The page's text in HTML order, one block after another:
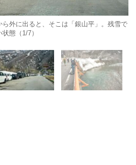
外に出ると、そこは「銀山平」。残雪で
態（1/7）